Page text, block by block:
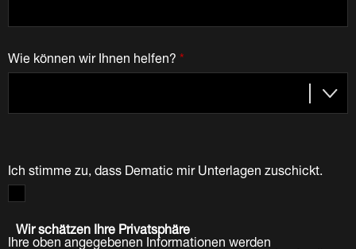
*
Wie können wir Ihnen helfen?
Ich stimme zu, dass Dematic mir Unterlagen zuschickt.
Wir schätzen Ihre Privatsphäre
Ihre oben angegebenen Informationen werden